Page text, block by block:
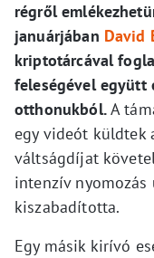
régről
januárjában David
kriptotárcával
feleségével együtt
otthonukból.A
egy videót küldtek
váltságdíjat
intenzív
kiszabadította.
Egy másik kirívó